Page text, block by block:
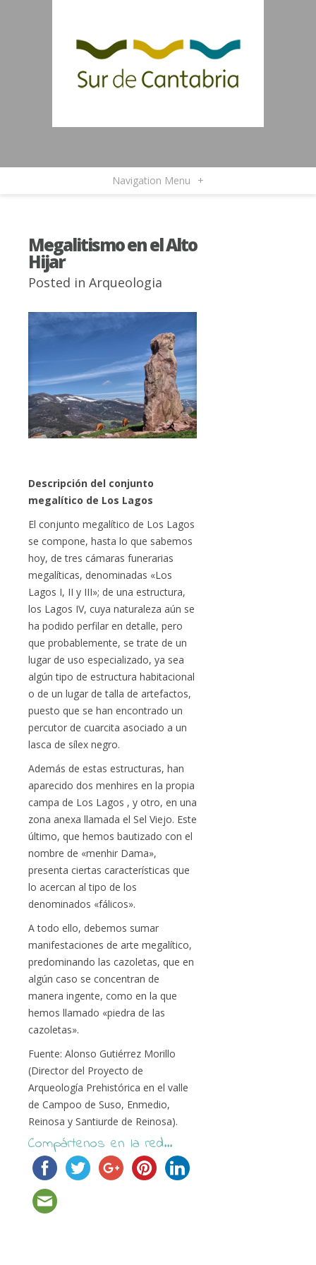
Navigation Menu +
Megalitismo en el Alto
Hijar
Posted in Arqueologia
Descripción del conjunto
megalítico de Los Lagos
El conjunto megalítico de Los Lagos
se compone, hasta lo que sabemos
hoy, de tres cámaras funerarias
megalíticas, denominadas «Los
Lagos I, II y III»; de una estructura,
los Lagos IV, cuya naturaleza aún se
ha podido perfilar en detalle, pero
que probablemente, se trate de un
lugar de uso especializado, ya sea
algún tipo de estructura habitacional
o de un lugar de talla de artefactos,
puesto que se han encontrado un
percutor de cuarcita asociado a un
lasca de sílex negro.
Además de estas estructuras, han
aparecido dos menhires en la propia
campa de Los Lagos , y otro, en una
zona anexa llamada el Sel Viejo. Este
último, que hemos bautizado con el
nombre de «menhir Dama»,
presenta ciertas características que
lo acercan al tipo de los
denominados «fálicos».
A todo ello, debemos sumar
manifestaciones de arte megalítico,
predominando las cazoletas, que en
algún caso se concentran de
manera ingente, como en la que
hemos llamado «piedra de las
cazoletas».
Fuente: Alonso Gutiérrez Morillo
(Director del Proyecto de
Arqueología Prehistórica en el valle
de Campoo de Suso, Enmedio,
Reinosa y Santiurde de Reinosa).
Compártenos en la red...